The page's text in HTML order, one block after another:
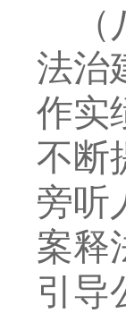
法治
作实
不断
旁听
案释
引导